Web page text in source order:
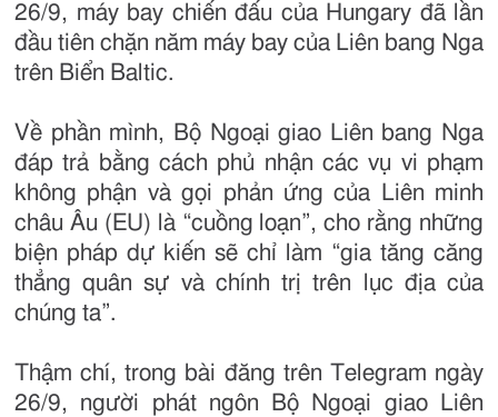
26/9, máy bay chiến đấu của Hungary đã lần
đầu tiên chặn năm máy bay của Liên bang Nga
trên Biển Baltic.
Về phần mình, Bộ Ngoại giao Liên bang Nga
đáp trả bằng cách phủ nhận các vụ vi phạm
không phận và gọi phản ứng của Liên minh
châu Âu (EU) là “cuồng loạn”, cho rằng những
biện pháp dự kiến sẽ chỉ làm “gia tăng căng
thẳng quân sự và chính trị trên lục địa của
chúng ta”.
Thậm chí, trong bài đăng trên Telegram ngày
26/9, người phát ngôn Bộ Ngoại giao Liên